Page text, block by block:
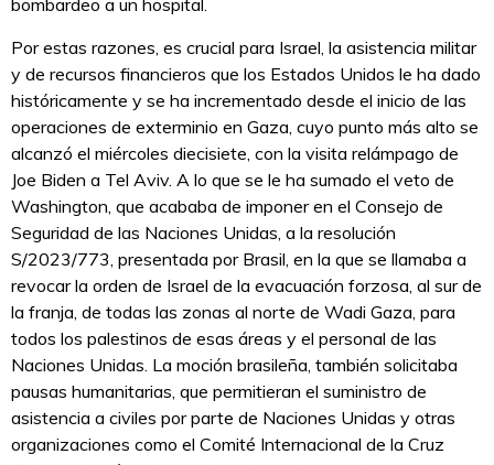
Por estas razones, es crucial para Israel, la asistencia militar
y de recursos financieros que los Estados Unidos le ha dado
históricamente y se ha incrementado desde el inicio de las
operaciones de exterminio en Gaza, cuyo punto más alto se
alcanzó el miércoles diecisiete, con la visita relámpago de
Joe Biden a Tel Aviv. A lo que se le ha sumado el veto de
Washington, que acababa de imponer en el Consejo de
Seguridad de las Naciones Unidas, a la resolución
S/2023/773, presentada por Brasil, en la que se llamaba a
revocar la orden de Israel de la evacuación forzosa, al sur de
la franja, de todas las zonas al norte de Wadi Gaza, para
todos los palestinos de esas áreas y el personal de las
Naciones Unidas. La moción brasileña, también solicitaba
pausas humanitarias, que permitieran el suministro de
asistencia a civiles por parte de Naciones Unidas y otras
organizaciones como el Comité Internacional de la Cruz